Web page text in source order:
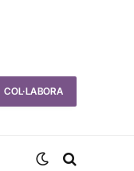
COL·LABORA